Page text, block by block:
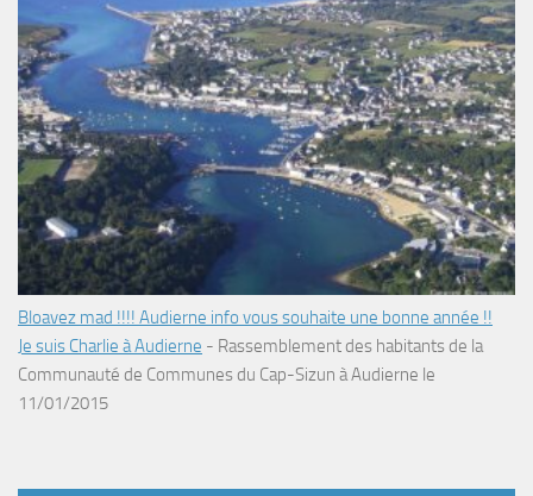
Bloavez mad !!!! Audierne info vous souhaite une bonne année !!
Je suis Charlie à Audierne - Rassemblement des habitants de la
Communauté de Communes du Cap-Sizun à Audierne le
11/01/2015